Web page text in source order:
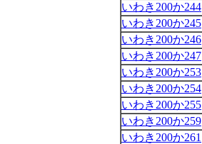
いわき200か244
いわき200か245
いわき200か246
いわき200か247
いわき200か253
いわき200か254
いわき200か255
いわき200か259
いわき200か261